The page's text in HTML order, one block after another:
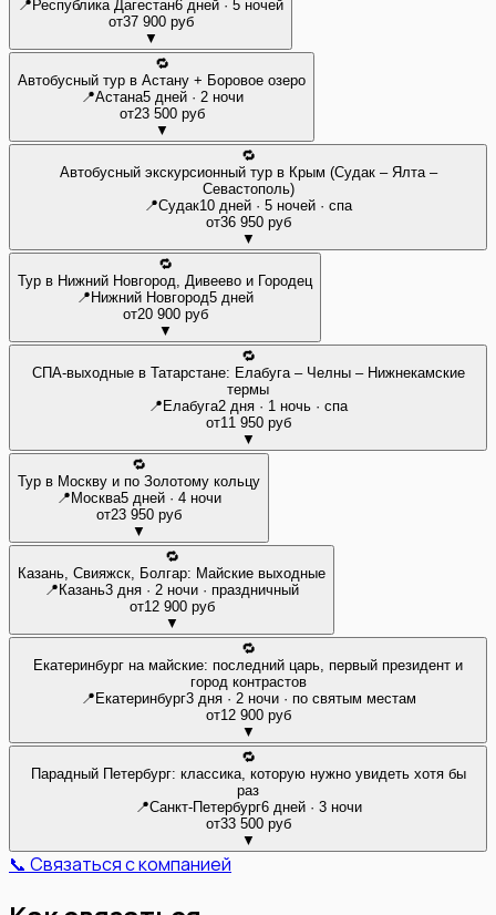
📍 Республика Дагестан6 дней · 5 ночей
от37 900 руб
▼
🔁
Автобусный тур в Астану + Боровое озеро
📍Астана5 дней · 2 ночи
от23 500 руб
▼
🔁
Автобусный экскурсионный тур в Крым (Судак – Ялта –
Севастополь)
📍Судак10 дней · 5 ночей · спа
от36 950 руб
▼
🔁
Тур в Нижний Новгород, Дивеево и Городец
📍Нижний Новгород5 дней
от20 900 руб
▼
🔁
СПА-выходные в Татарстане: Елабуга – Челны – Нижнекамские
термы
📍Елабуга2 дня · 1 ночь · спа
от11 950 руб
▼
🔁
Тур в Москву и по Золотому кольцу
📍Москва5 дней · 4 ночи
от23 950 руб
▼
🔁
Казань, Свияжск, Болгар: Майские выходные
📍Казань3 дня · 2 ночи · праздничный
от12 900 руб
▼
🔁
Екатеринбург на майские: последний царь, первый президент и
город контрастов
📍Екатеринбург3 дня · 2 ночи · по святым местам
от12 900 руб
▼
🔁
Парадный Петербург: классика, которую нужно увидеть хотя бы
раз
📍Санкт-Петербург6 дней · 3 ночи
от33 500 руб
▼
📞 Связаться с компанией